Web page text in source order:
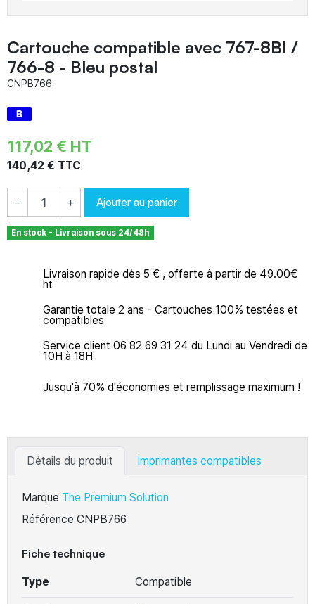
Cartouche compatible avec 767-8BI /
766-8 - Bleu postal
CNPB766
117,02 € HT
140,42 € TTC
− + Ajouter au panier
En stock - Livraison sous 24/48h
Livraison rapide dès 5 € , offerte à partir de 49.00€
ht
Garantie totale 2 ans - Cartouches 100% testées et
compatibles
Service client 06 82 69 31 24 du Lundi au Vendredi de
10H à 18H
Jusqu'à 70% d'économies et remplissage maximum !
Détails du produit Imprimantes compatibles
Marque The Premium Solution
Référence CNPB766
Fiche technique
Type Compatible